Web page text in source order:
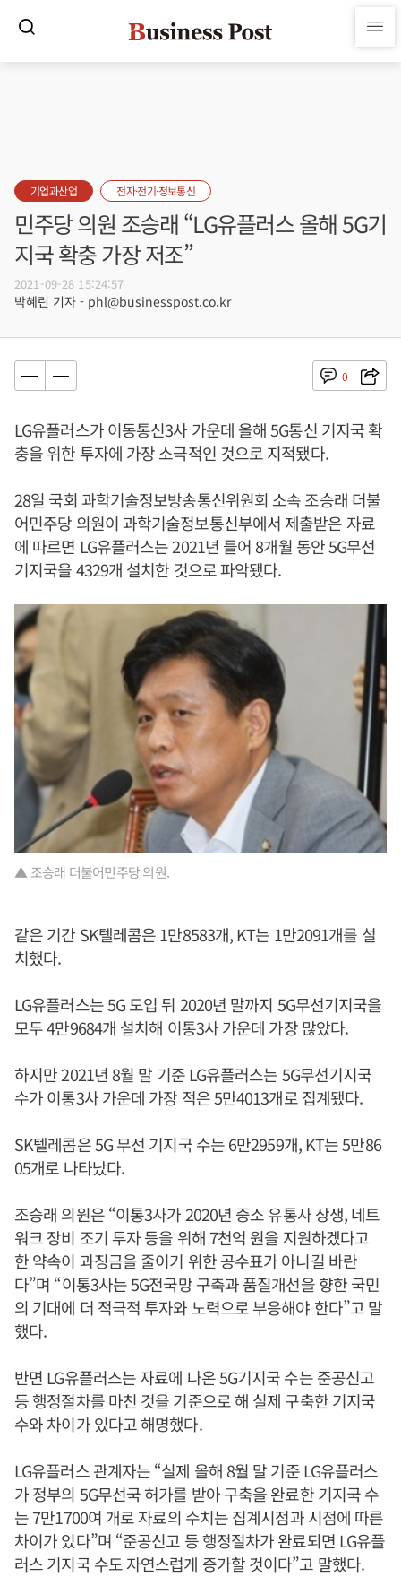
기업과산업 전자·전기·정보통신
민주당 의원 조승래 “LG유플러스 올해 5G기
지국 확충 가장 저조”
2021-09-28 15:24:57
박혜린 기자 - phl@businesspost.co.kr
0
LG유플러스가 이동통신3사 가운데 올해 5G통신 기지국 확
충을 위한 투자에 가장 소극적인 것으로 지적됐다.
28일 국회 과학기술정보방송통신위원회 소속 조승래 더불
어민주당 의원이 과학기술정보통신부에서 제출받은 자료
에 따르면 LG유플러스는 2021년 들어 8개월 동안 5G무선
기지국을 4329개 설치한 것으로 파악됐다.
▲ 조승래 더불어민주당 의원.
같은 기간 SK텔레콤은 1만8583개, KT는 1만2091개를 설
치했다.
LG유플러스는 5G 도입 뒤 2020년 말까지 5G무선기지국을
모두 4만9684개 설치해 이통3사 가운데 가장 많았다.
하지만 2021년 8월 말 기준 LG유플러스는 5G무선기지국
수가 이통3사 가운데 가장 적은 5만4013개로 집계됐다.
SK텔레콤은 5G 무선 기지국 수는 6만2959개, KT는 5만86
05개로 나타났다.
조승래 의원은 “이통3사가 2020년 중소 유통사 상생, 네트
워크 장비 조기 투자 등을 위해 7천억 원을 지원하겠다고
한 약속이 과징금을 줄이기 위한 공수표가 아니길 바란
다”며 “이통3사는 5G전국망 구축과 품질개선을 향한 국민
의 기대에 더 적극적 투자와 노력으로 부응해야 한다”고 말
했다.
반면 LG유플러스는 자료에 나온 5G기지국 수는 준공신고
등 행정절차를 마친 것을 기준으로 해 실제 구축한 기지국
수와 차이가 있다고 해명했다.
LG유플러스 관계자는 “실제 올해 8월 말 기준 LG유플러스
가 정부의 5G무선국 허가를 받아 구축을 완료한 기지국 수
는 7만1700여 개로 자료의 수치는 집계시점과 시점에 따른
차이가 있다”며 “준공신고 등 행정절차가 완료되면 LG유플
러스 기지국 수도 자연스럽게 증가할 것이다”고 말했다.